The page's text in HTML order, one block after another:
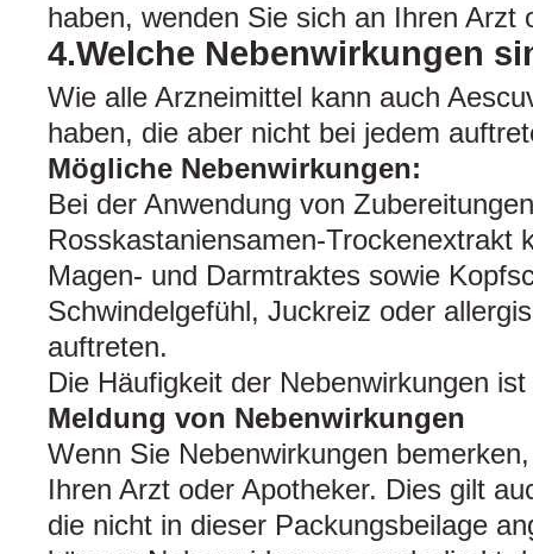
haben, wenden Sie sich an Ihren Arzt
4.Welche Nebenwirkungen
Wie alle Arzneimittel kann auch
haben, die aber nicht bei jedem
Mögliche Nebenwirkungen:
Bei der Anwendung von
Rosskastaniensamen-Trockenextrakt
Magen- und Darmtraktes sowie
Schwindelgefühl, Juckreiz oder
auftreten.
Die Häufigkeit der Nebenwirkungen
Meldung von Nebenwirkungen
Wenn Sie Nebenwirkungen
Ihren Arzt oder Apotheker. Dies gilt
die nicht in dieser Packungsbeilage